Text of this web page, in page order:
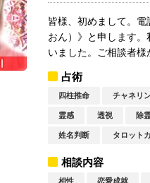
皆様、初めまして。
おん）》と申します
いました。ご相談者様
占術
四柱推命 チャネリ
霊感 透視 除
姓名判断 タロット
相談内容
相性 恋愛成就